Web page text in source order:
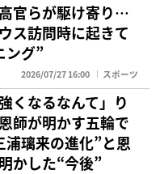
官らが駆け寄り…
ス訪問時に起きて
ング”
2026/07/27 16:00 スポーツ
くなるなんて」り
師が明かす五輪で
浦璃来の進化”と恩
かした“今後”